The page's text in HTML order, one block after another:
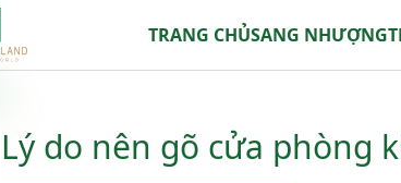
TRANG CHỦSANG NHƯỢNG
Lý do nên gõ cửa phòng